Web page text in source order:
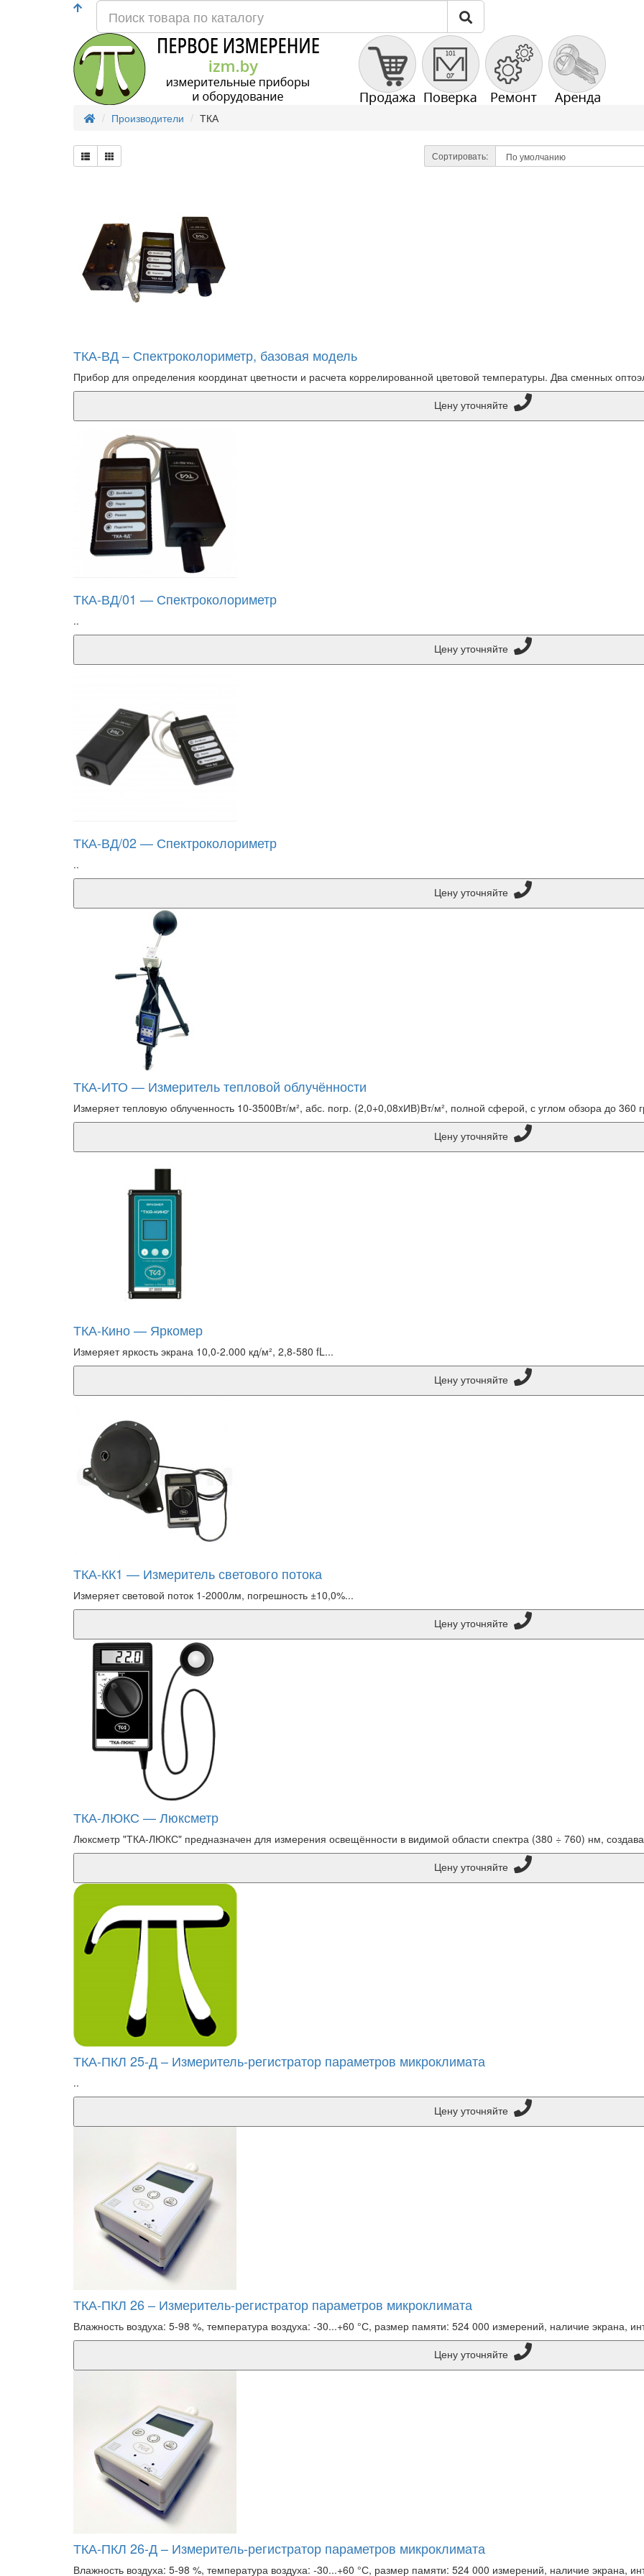
Производители ТКА
Сортировать:
ТКА-ВД – Спектроколориметр, базовая модель
Прибор для определения координат цветности и расчета коррелированной цветовой температуры. Два сменных
Цену уточняйте
ТКА-ВД/01 — Спектроколориметр
..
Цену уточняйте
ТКА-ВД/02 — Спектроколориметр
..
Цену уточняйте
ТКА-ИТО — Измеритель тепловой облучённости
Измеряет тепловую облученность 10-3500Вт/м², абс. погр. (2,0+0,08xИВ)Вт/м², полной сферой, с углом обзора до 360
Цену уточняйте
ТКА-Кино — Яркомер
Измеряет яркость экрана 10,0-2.000 кд/м², 2,8-580 fL...
Цену уточняйте
ТКА-КК1 — Измеритель светового потока
Измеряет световой поток 1-2000лм, погрешность ±10,0%...
Цену уточняйте
ТКА-ЛЮКС — Люксметр
Люксметр "ТКА-ЛЮКС" предназначен для измерения освещённости в видимой области спектра (380 ÷ 760) нм,
Цену уточняйте
ТКА-ПКЛ 25-Д – Измеритель-регистратор параметров микроклимата
..
Цену уточняйте
ТКА-ПКЛ 26 – Измеритель-регистратор параметров микроклимата
Влажность воздуха: 5-98 %, температура воздуха: -30...+60 °С, размер памяти: 524 000 измерений, наличие
Цену уточняйте
ТКА-ПКЛ 26-Д – Измеритель-регистратор параметров микроклимата
Влажность воздуха: 5-98 %, температура воздуха: -30...+60 °С, размер памяти: 524 000 измерений, наличие